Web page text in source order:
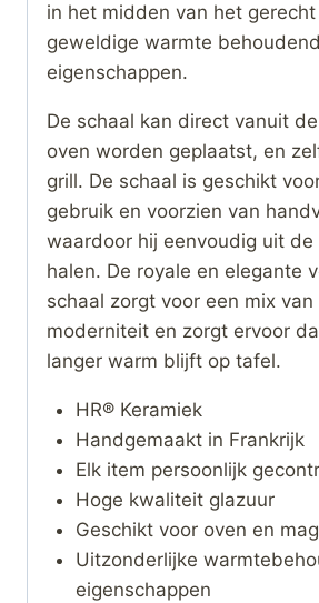
in het midden van het
geweldige warmte
eigenschappen.
De schaal kan direct vanuit
oven worden geplaatst, en
grill. De schaal is geschikt
gebruik en voorzien van
waardoor hij eenvoudig uit de
halen. De royale en elegante
schaal zorgt voor een mix
moderniteit en zorgt ervoor
langer warm blijft op tafel.
HR® Keramiek
Handgemaakt in Frankrijk
Elk item persoonlijk
Hoge kwaliteit glazuur
Geschikt voor oven en
Uitzonderlijke
eigenschappen